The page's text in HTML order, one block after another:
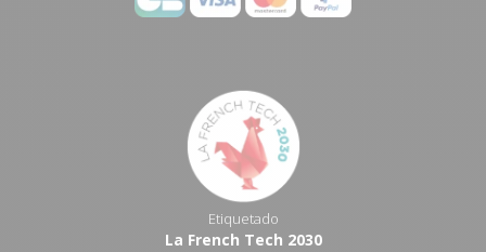
Etiquetado
La French Tech 2030